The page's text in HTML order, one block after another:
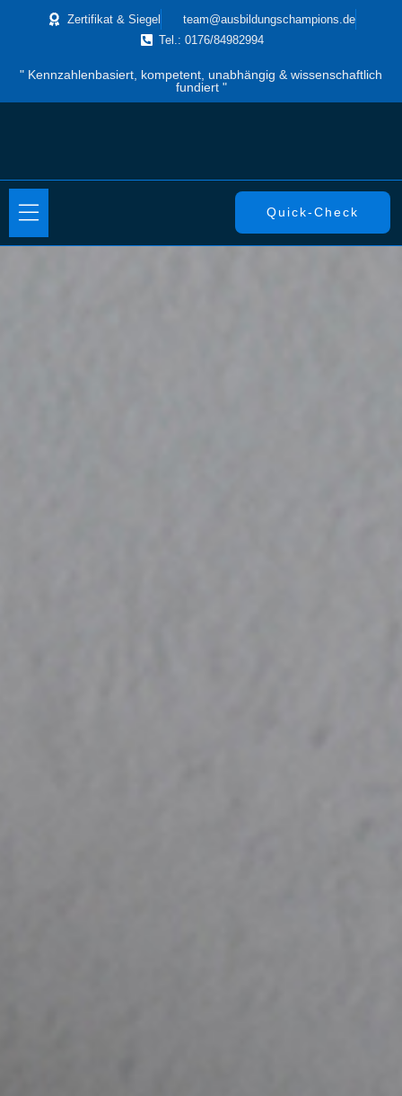
Zertifikat & Siegel
team@ausbildungschampions.de
Tel.: 0176/84982994
" Kennzahlenbasiert, kompetent, unabhängig & wissenschaftlich
fundiert "
Quick-Check